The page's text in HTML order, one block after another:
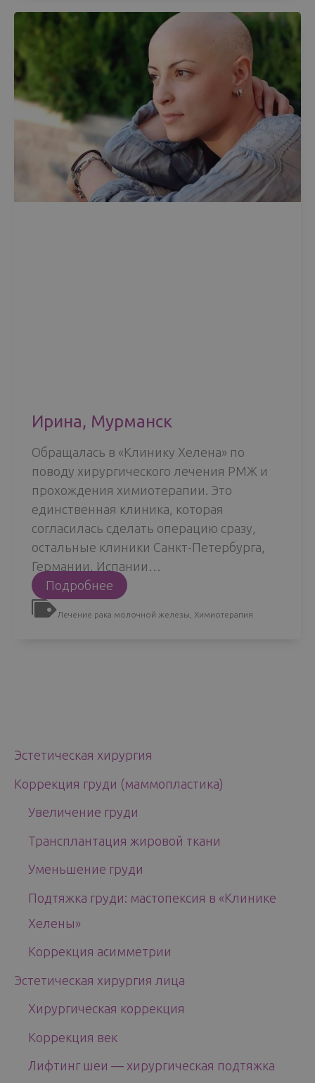
Эстетическая хирургия
Коррекция груди (маммопластика)
Увеличение груди
Трансплантация жировой ткани
Уменьшение груди
Подтяжка груди: мастопексия в «Kлинике
Хелены»
Коррекция асимметрии
Эстетическая хирургия лица
Хирургическая коррекция
Коррекция век
Лифтинг шеи — хирургическая подтяжка
Ирина, Мурманск
Обращалась в «Клинику Хелена» по
поводу хирургического лечения РМЖ и
прохождения химиотерапии. Это
единственная клиника, которая
согласилась сделать операцию сразу,
остальные клиники Санкт-Петербурга,
Германии, Испании…
Подробнее Ирина,
Мурманск
Лечение рака молочной железы Химиотерапия